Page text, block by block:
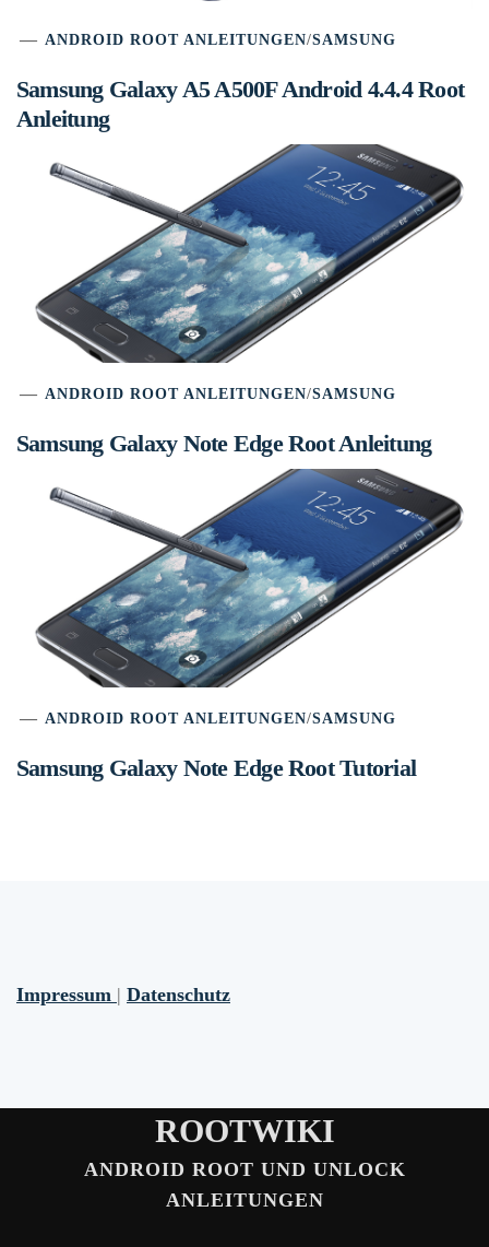
ANDROID ROOT ANLEITUNGEN/SAMSUNG
Samsung Galaxy A5 A500F Android 4.4.4 Root
Anleitung
ANDROID ROOT ANLEITUNGEN/SAMSUNG
Samsung Galaxy Note Edge Root Anleitung
ANDROID ROOT ANLEITUNGEN/SAMSUNG
Samsung Galaxy Note Edge Root Tutorial
Impressum | Datenschutz
ROOTWIKI
ANDROID ROOT UND UNLOCK
ANLEITUNGEN